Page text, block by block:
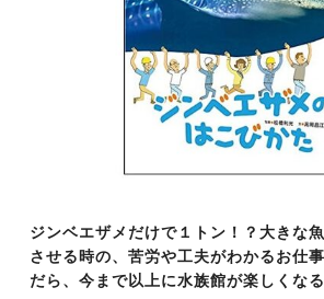
ジンベエザメだけで１トン！？大きな
させる時の、苦労や工夫がわかるお仕
だら、今まで以上に水族館が楽しくなる